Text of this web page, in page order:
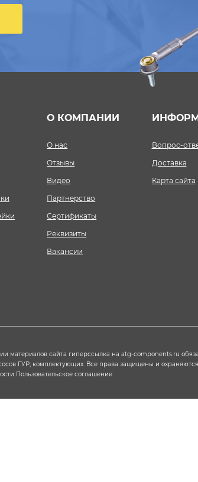
О КОМПАНИИ
О нас
Отзывы
Видео
Партнерство
Сертификаты
Реквизиты
Вакансии
Вопрос-
Доставка
Карта сайта
материалов сайта гиперссылка на atg-components.ru
ГУР, комплектующих. Все права защищены и
Пользовательское соглашение